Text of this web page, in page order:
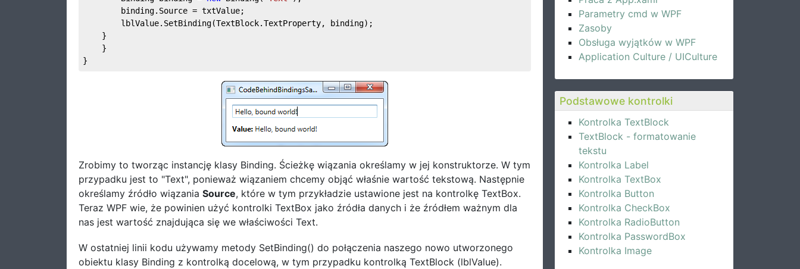
Parametry cmd w WPF
Zasoby
Obsługa wyjątków w WPF
Application Culture / UICulture
Podstawowe kontrolki
Kontrolka TextBlock
TextBlock - formatowanie
tekstu
Kontrolka Label
Kontrolka TextBox
Kontrolka Button
Kontrolka CheckBox
Kontrolka RadioButton
Kontrolka PasswordBox
Kontrolka Image
        binding.Source = txtValue;
        lblValue.SetBinding(TextBlock.TextProperty, binding);
    }
}
}
Zrobimy to tworząc instancję klasy Binding. Ścieżkę wiązania określamy w jej konstruktorze. W tym
przypadku jest to "Text", ponieważ wiązaniem chcemy objąć właśnie wartość tekstową. Następnie
określamy źródło wiązania Source, które w tym przykładzie ustawione jest na kontrolkę TextBox.
Teraz WPF wie, że powinien użyć kontrolki TextBox jako źródła danych i że źródłem ważnym dla
nas jest wartość znajdująca się we właściwości Text.
W ostatniej linii kodu używamy metody SetBinding() do połączenia naszego nowo utworzonego
obiektu klasy Binding z kontrolką docelową, w tym przypadku kontrolką TextBlock (lblValue).